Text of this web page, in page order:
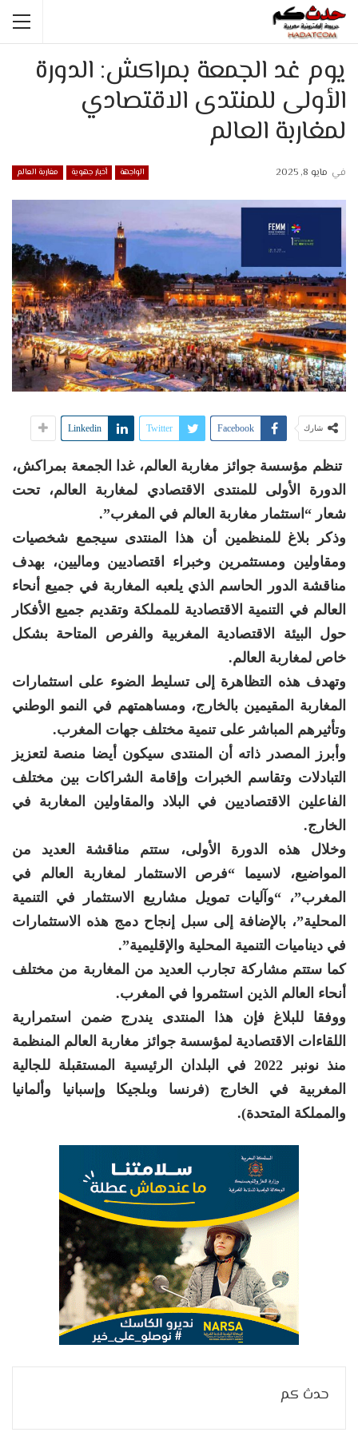
يوم غد الجمعة بمراكش: الدورة
الأولى للمنتدى الاقتصادي
لمغاربة العالم
الواجهة أخبار جهوية مغاربة العالم في مايو 8, 2025
شارك Facebook
Twitter
Linkedin
تنظم مؤسسة جوائز مغاربة العالم، غدا الجمعة بمراكش،
الدورة الأولى للمنتدى الاقتصادي لمغاربة العالم، تحت
شعار “استثمار مغاربة العالم في المغرب”.
وذكر بلاغ للمنظمين أن هذا المنتدى سيجمع شخصيات
ومقاولين ومستثمرين وخبراء اقتصاديين وماليين، بهدف
مناقشة الدور الحاسم الذي يلعبه المغاربة في جميع أنحاء
العالم في التنمية الاقتصادية للمملكة وتقديم جميع الأفكار
حول البيئة الاقتصادية المغربية والفرص المتاحة بشكل
خاص لمغاربة العالم.
وتهدف هذه التظاهرة إلى تسليط الضوء على استثمارات
المغاربة المقيمين بالخارج، ومساهمتهم في النمو الوطني
وتأثيرهم المباشر على تنمية مختلف جهات المغرب.
وأبرز المصدر ذاته أن المنتدى سيكون أيضا منصة لتعزيز
التبادلات وتقاسم الخبرات وإقامة الشراكات بين مختلف
الفاعلين الاقتصاديين في البلاد والمقاولين المغاربة في
الخارج.
وخلال هذه الدورة الأولى، ستتم مناقشة العديد من
المواضيع، لاسيما “فرص الاستثمار لمغاربة العالم في
المغرب”، “وآليات تمويل مشاريع الاستثمار في التنمية
المحلية”، بالإضافة إلى سبل إنجاح دمج هذه الاستثمارات
في ديناميات التنمية المحلية والإقليمية”.
كما ستتم مشاركة تجارب العديد من المغاربة من مختلف
أنحاء العالم الذين استثمروا في المغرب.
ووفقا للبلاغ فإن هذا المنتدى يندرج ضمن استمرارية
اللقاءات الاقتصادية لمؤسسة جوائز مغاربة العالم المنظمة
منذ نونبر 2022 في البلدان الرئيسية المستقبلة للجالية
المغربية في الخارج (فرنسا وبلجيكا وإسبانيا وألمانيا
والمملكة المتحدة).
حدث كم